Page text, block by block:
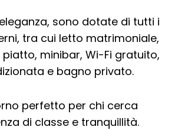
sono dotate di tutti i
tra cui letto matrimoniale,
minibar, Wi-Fi gratuito,
e bagno privato.
perfetto per chi cerca
di classe e tranquillità.